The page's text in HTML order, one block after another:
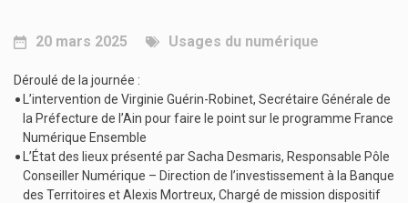
RSE
20 mars 2025 Usages du numérique
Déroulé de la journée :
L’intervention de Virginie Guérin-Robinet, Secrétaire Générale de
la Préfecture de l’Ain pour faire le point sur le programme France
Numérique Ensemble
L’État des lieux présenté par Sacha Desmaris, Responsable Pôle
Conseiller Numérique – Direction de l’investissement à la Banque
des Territoires et Alexis Mortreux, Chargé de mission dispositif